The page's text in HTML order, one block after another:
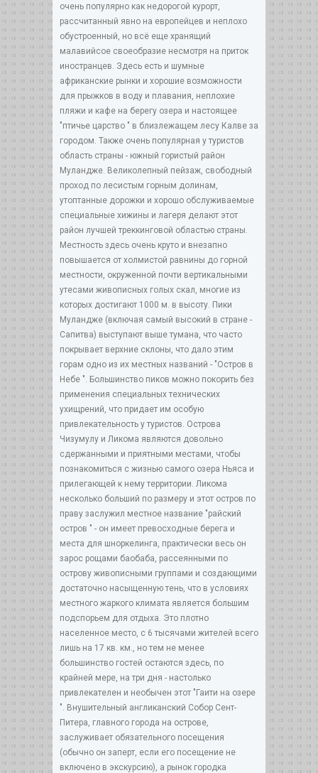
очень популярно как недорогой курорт,
рассчитанный явно на европейцев и неплохо
обустроенный, но всё еще хранящий
малавийсое своеобразие несмотря на приток
иностранцев. Здесь есть и шумные
африканские рынки и хорошие возможности
для прыжков в воду и плавания, неплохие
пляжи и кафе на берегу озера и настоящее
"птичье царство " в близлежащем лесу Калве за
городом. Также очень популярная у туристов
область страны - южный гористый район
Муландже. Великолепный пейзаж, свободный
проход по лесистым горным долинам,
утоптанные дорожки и хорошо обслуживаемые
специальные хижины и лагеря делают этот
район лучшей треккинговой областью страны.
Местность здесь очень круто и внезапно
повышается от холмистой равнины до горной
местности, окруженной почти вертикальными
утесами живописных голых скал, многие из
которых достигают 1000 м. в высоту. Пики
Муландже (включая самый высокий в стране -
Сапитва) выступают выше тумана, что часто
покрывает верхние склоны, что дало этим
горам одно из их местных названий - "Остров в
Небе ". Большинство пиков можно покорить без
применения специальных технических
ухищрений, что придает им особую
привлекательность у туристов. Острова
Чизумулу и Ликома являются довольно
сдержанными и приятными местами, чтобы
познакомиться с жизнью самого озера Ньяса и
прилегающей к нему территории. Ликома
несколько больший по размеру и этот остров по
праву заслужил местное название "райский
остров " - он имеет превосходные берега и
места для шноркелинга, практически весь он
зарос рощами баобаба, рассеянными по
острову живописными группами и создающими
достаточно насыщенную тень, что в условиях
местного жаркого климата является большим
подспорьем для отдыха. Это плотно
населенное место, с 6 тысячами жителей всего
лишь на 17 кв. км., но тем не менее
большинство гостей остаются здесь, по
крайней мере, на три дня - настолько
привлекателен и необычен этот "Гаити на озере
". Внушительный англиканский Собор Cент-
Питера, главного города на острове,
заслуживает обязательного посещения
(обычно он заперт, если его посещение не
включено в экскурсию), а рынок городка